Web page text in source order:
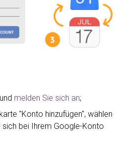
melden Sie sich an;
"Konto hinzufügen", wählen
sich bei Ihrem Google-Konto